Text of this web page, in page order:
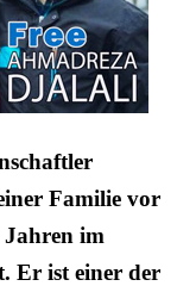
Familie vor
Jahren im
Er ist einer der